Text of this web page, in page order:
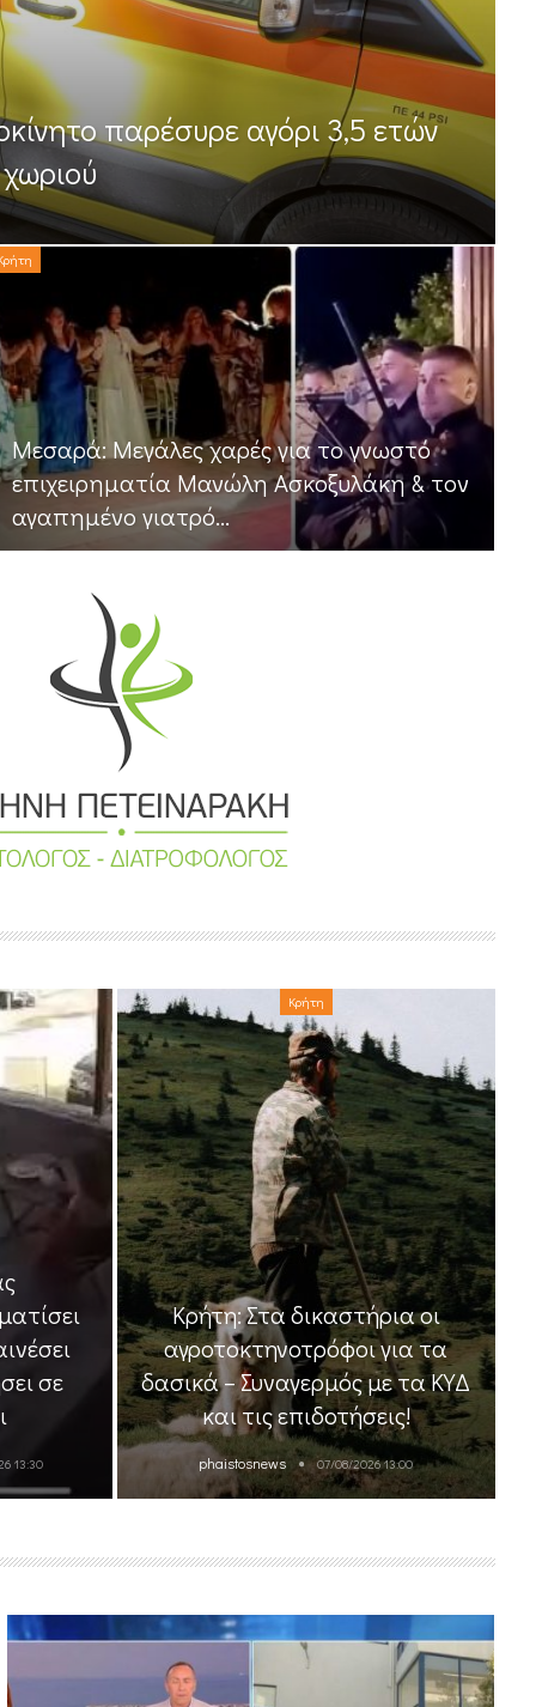
παρέσυρε αγόρι 3,5 ετών
Μεσαρά: Μεγάλες χαρές για το γνωστό
επιχειρηματία Μανώλη Ασκοξυλάκη & τον
αγαπημένο γιατρό…
σε
13:30
Κρήτη
Κρήτη: Στα δικαστήρια οι
αγροτοκτηνοτρόφοι για τα
δασικά – Συναγερμός με τα ΚΥΔ
και τις επιδοτήσεις!
phaistosnews 07/08/2026 13:00